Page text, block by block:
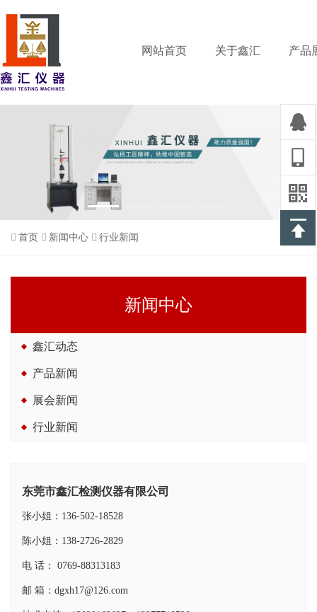
网站首页 关于鑫汇 产品
首页 新闻中心 行业新闻
新闻中心
鑫汇动态
产品新闻
展会新闻
行业新闻
东莞市鑫汇检测仪器有限公司
张小姐：136-502-18528
陈小姐：138-2726-2829
电 话： 0769-88313183
邮 箱：dgxh17@126.com